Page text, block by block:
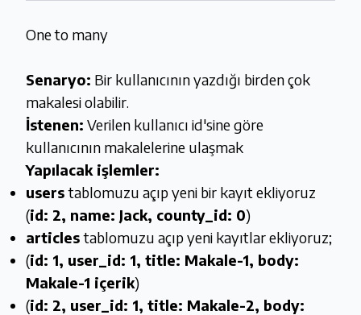
One to many
Senaryo: Bir kullanıcının yazdığı birden çok
makalesi olabilir.
İstenen: Verilen kullanıcı id'sine göre
kullanıcının makalelerine ulaşmak
Yapılacak işlemler:
userstablomuzu açıp yeni bir kayıt ekliyoruz
(id: 2, name: Jack, county_id: 0)
articlestablomuzu açıp yeni kayıtlar ekliyoruz;
(id: 1, user_id: 1, title: Makale-1, body:
Makale-1 içerik)
(id: 2, user_id: 1, title: Makale-2, body: